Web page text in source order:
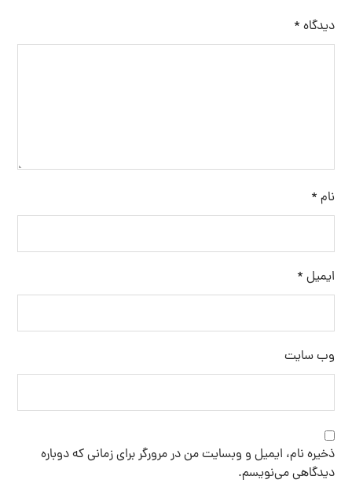
دیدگاه *
نام *
ایمیل *
وب‌ سایت
ذخیره نام، ایمیل و وبسایت من در مرورگر برای زمانی که دوباره
دیدگاهی می‌نویسم.